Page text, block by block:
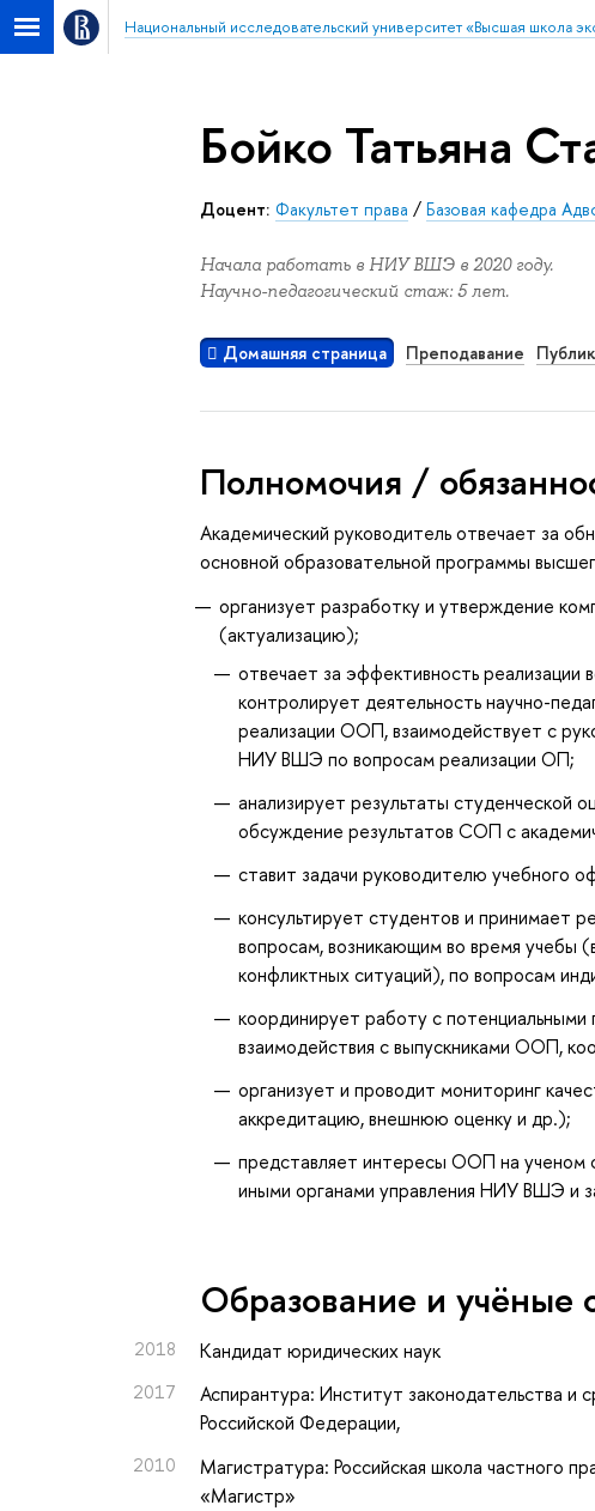
Национальный исследовательский университет «Высшая школа
Бойко Татьяна
Доцент: Факультет права /Базовая кафедра
Начала работать в НИУ ВШЭ в 2020 году.
Научно-педагогический стаж: 5 лет.
Домашняя страница Преподавание
Полномочия /
Академический руководитель отвечает за
основной образовательной программы
организует разработку и утверждение
(актуализацию);
отвечает за эффективность
контролирует деятельность научно-
реализации ООП, взаимодействует с
НИУ ВШЭ по вопросам реализации ОП;
анализирует результаты студенческой
обсуждение результатов СОП с
ставит задачи руководителю учебного
консультирует студентов и принимает
вопросам, возникающим во время учебы
конфликтных ситуаций), по вопросам
координирует работу с
взаимодействия с выпускниками ООП,
организует и проводит мониторинг
аккредитацию, внешнюю оценку и др.);
представляет интересы ООП на ученом
иными органами управления НИУ ВШЭ и
Oбразование и учёные
2018 Кандидат юридических наук
2017
Аспирантура: Институт законодательства и
Российской Федерации,
2010
Магистратура: Российская школа частного
«Магистр»